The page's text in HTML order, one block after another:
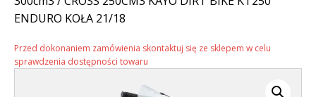
ENDURO KOŁA 21/18
Przed dokonaniem zamówienia skontaktuj się ze sklepem w celu
sprawdzenia dostępności towaru